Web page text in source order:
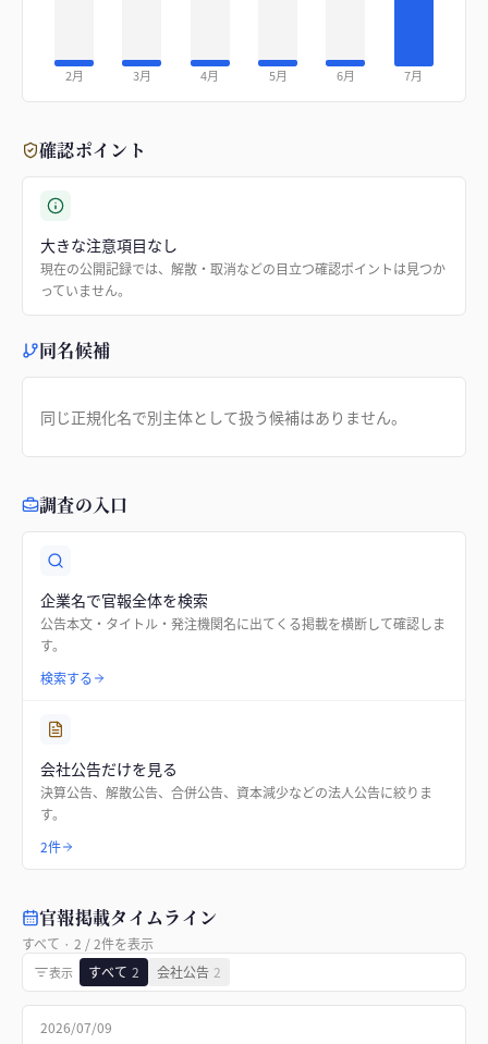
2月 3月 4月 5月 6月 7月
確認ポイント
大きな注意項目なし
現在の公開記録では、解散・取消などの目立つ確認ポイントは見つか
っていません。
同名候補
同じ正規化名で別主体として扱う候補はありません。
調査の入口
企業名で官報全体を検索
公告本文・タイトル・発注機関名に出てくる掲載を横断して確認しま
す。
検索する
会社公告だけを見る
決算公告、解散公告、合併公告、資本減少などの法人公告に絞りま
す。
2件
官報掲載タイムライン
すべて · 2 /2件を表示
表示 すべて 2 会社公告 2
2026/07/09